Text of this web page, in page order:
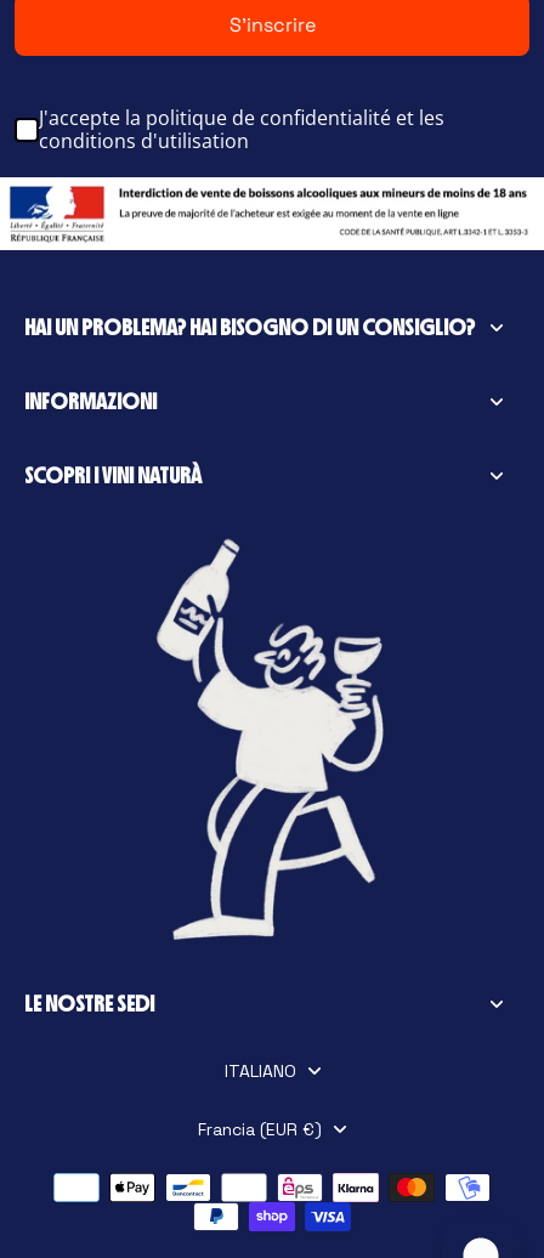
S'inscrire
J'accepte la politique de confidentialité et les
conditions d'utilisation
HAI UN PROBLEMA? HAI BISOGNO DI UN CONSIGLIO?
INFORMAZIONI
SCOPRI I VINI NATURÀ
LE NOSTRE SEDI
ITALIANO
Francia (EUR €)